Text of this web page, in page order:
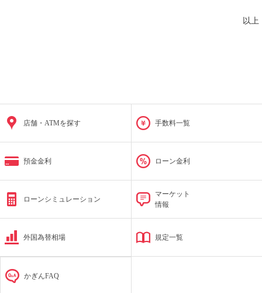
以上
店舗・ATMを探す 手数料一覧
預金金利 ローン金利
ローンシミュレーション
マーケット
情報
外国為替相場 規定一覧
かぎんFAQ